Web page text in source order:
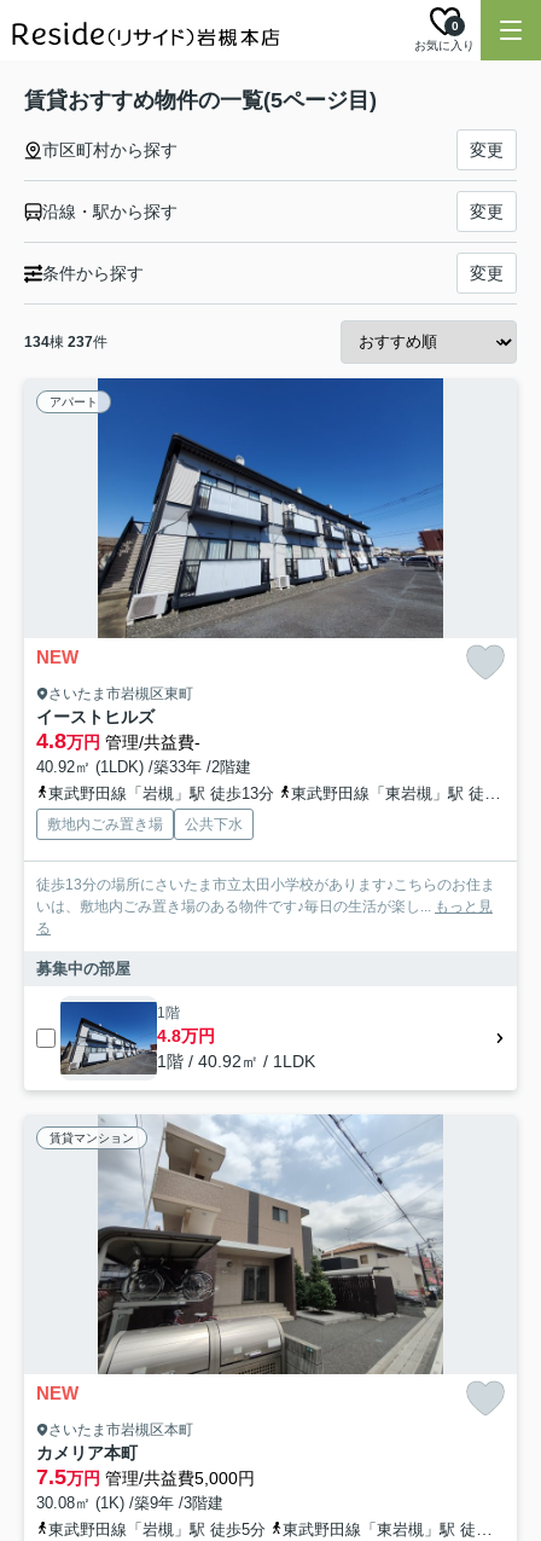
お気に入り
0
賃貸おすすめ物件の一覧(5ページ目)
市区町村から探す 変更
沿線・駅から探す 変更
条件から探す 変更
134棟 237件
アパート
NEW
さいたま市岩槻区東町
イーストヒルズ
4.8万円 管理/共益費-
40.92㎡ (1LDK) /築33年 /2階建
東武野田線「岩槻」駅 徒歩13分
東武野田線「東岩槻」駅 徒歩44分
敷地内ごみ置き場 公共下水
徒歩13分の場所にさいたま市立太田小学校があります♪こちらのお住ま
いは、敷地内ごみ置き場のある物件です♪毎日の生活が楽し... もっと見
る
募集中の部屋
1階
4.8万円
1階 / 40.92㎡ / 1LDK
賃貸マンション
NEW
さいたま市岩槻区本町
カメリア本町
7.5万円 管理/共益費5,000円
30.08㎡ (1K) /築9年 /3階建
東武野田線「岩槻」駅 徒歩5分
東武野田線「東岩槻」駅 徒歩35分